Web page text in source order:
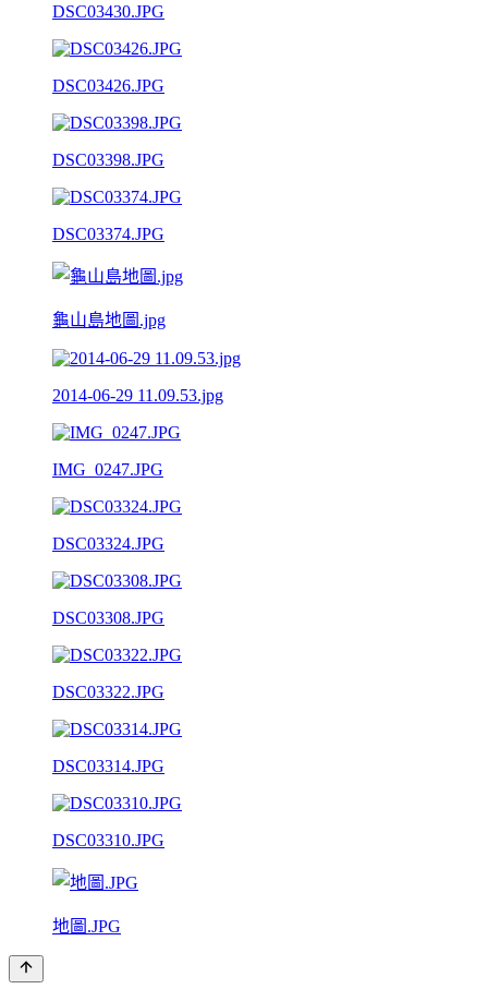
DSC03430.JPG
DSC03426.JPG
DSC03398.JPG
DSC03374.JPG
龜山島地圖.jpg
2014-06-29 11.09.53.jpg
IMG_0247.JPG
DSC03324.JPG
DSC03308.JPG
DSC03322.JPG
DSC03314.JPG
DSC03310.JPG
地圖.JPG